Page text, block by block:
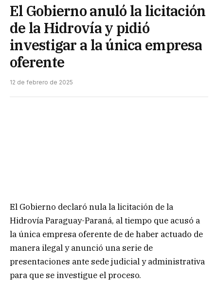
El Gobierno anuló la licitación
de la Hidrovía y pidió
investigar a la única empresa
oferente
12 de febrero de 2025
El Gobierno declaró nula la licitación de la
Hidrovía Paraguay-Paraná, al tiempo que acusó a
la única empresa oferente de de haber actuado de
manera ilegal y anunció una serie de
presentaciones ante sede judicial y administrativa
para que se investigue el proceso.